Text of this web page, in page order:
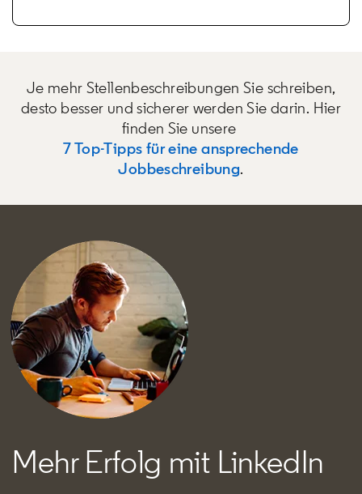
Je mehr Stellenbeschreibungen Sie schreiben,
desto besser und sicherer werden Sie darin. Hier
finden Sie unsere
7 Top-Tipps für eine ansprechende
Jobbeschreibung.
Mehr Erfolg mit LinkedIn